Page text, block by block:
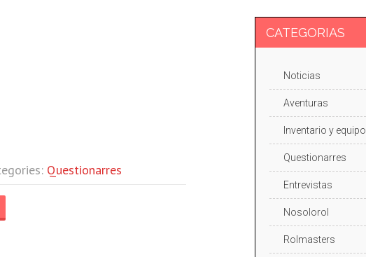
Questionarres
CATEGORIAS
Noticias
Aventuras
Inventario y equipo
Questionarres
Entrevistas
Nosolorol
Rolmasters